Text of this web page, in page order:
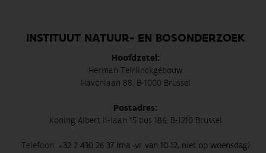
INSTITUUT NATUUR- EN BOSONDERZOEK
Hoofdzetel:
Herman Teirlinckgebouw
Havenlaan 88, B-1000 Brussel
Postadres:
Koning Albert II-laan 15 bus 186, B-1210 Brussel
Telefoon: +32 2 430 26 37 (ma -vr van 10-12, niet op woensdag)